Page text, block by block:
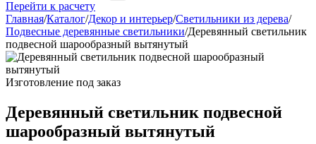
Перейти к расчету
Главная/Каталог/Декор и интерьер/Светильники из дерева/
Подвесные деревянные светильники/Деревянный светильник
подвесной шарообразный вытянутый
Изготовление под заказ
Деревянный светильник подвесной
шарообразный вытянутый